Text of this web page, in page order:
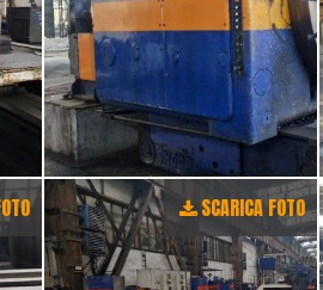
SCARICA FOTO